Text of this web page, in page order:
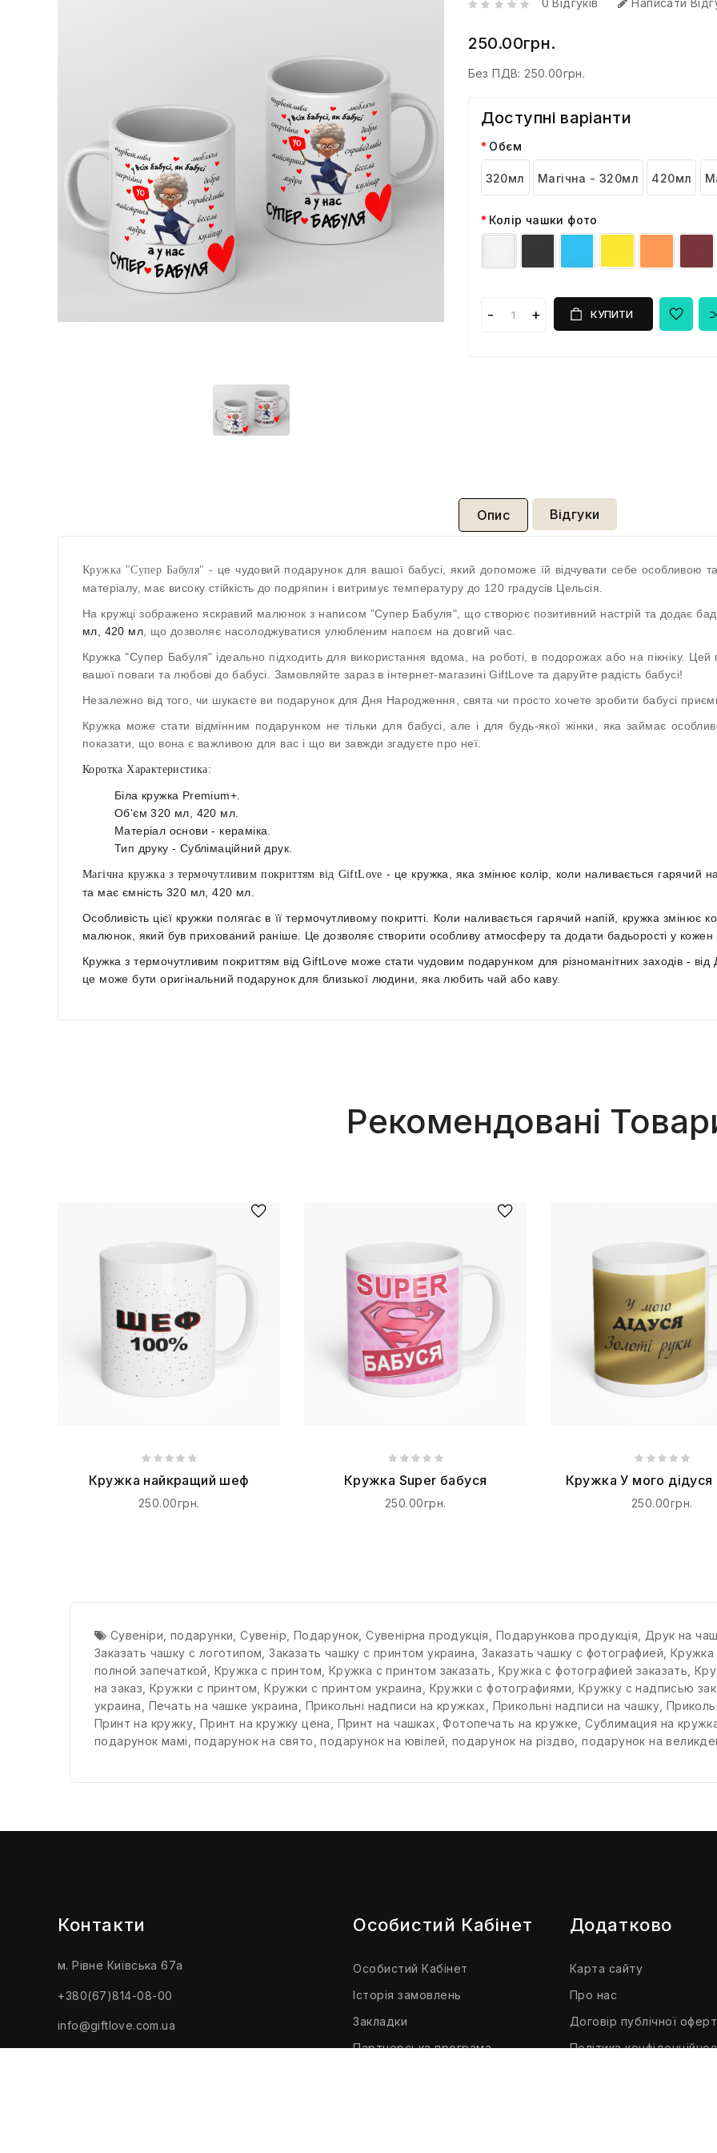
0 Відгуків Написати
250.00грн.
Без ПДВ: 250.00грн.
Доступні варіанти
Обєм
320мл Магічна - 320мл 420мл
Колір чашки фото
КУПИТИ
Опис Відгуки
Кружка "Супер Бабуля" - це чудовий подарунок для вашої бабусі, який допоможе їй відчувати себе особливою
матеріалу, має високу стійкість до подряпин і витримує температуру до 120 градусів Цельсія.
На кружці зображено яскравий малюнок з написом "Супер Бабуля", що створює позитивний настрій та додає
мл, 420 мл , що дозволяє насолоджуватися улюбленим напоєм на довгий час.
Кружка "Супер Бабуля" ідеально підходить для використання вдома, на роботі, в подорожах або на пікніку.
вашої поваги та любові до бабусі. Замовляйте зараз в інтернет-магазині GiftLove та даруйте радість бабусі!
Незалежно від того, чи шукаєте ви подарунок для Дня Народження, свята чи просто хочете зробити бабусі
Кружка може стати відмінним подарунком не тільки для бабусі, але і для будь-якої жінки, яка займає
показати, що вона є важливою для вас і що ви завжди згадуєте про неї.
Коротка Характеристика:
Біла кружка Premium+.
Об'єм 320 мл, 420 мл.
Матеріал основи - кераміка.
Тип друку - Сублімаційний друк.
Магічна кружка з термочутливим покриттям від GiftLove - це кружка, яка змінює колір, коли наливається гарячий
та має ємність320 мл, 420 мл
Особливість цієї кружки полягає в її термочутливому покритті. Коли наливається гарячий напій, кружка змінює
малюнок, який був прихований раніше. Це дозволяє створити особливу атмосферу та додати бадьорості у кожен
Кружка з термочутливим покриттям від GiftLove може стати чудовим подарунком для різноманітних заходів -
це може бути оригінальний подарунок для близької людини, яка любить чай або каву.
Рекомендовані
Кружка найкращий шеф
250.00грн.
Кружка Super бабуся
250.00грн.
Кружка У мого дідуся
руки
250.00грн.
Сувеніри подарунки ,Сувенір Подарунок ,Сувенірна продукція Подарункова продукція
Друк на
Заказать чашку с логотипом ,Заказать чашку с принтом украина Заказать чашку с фотографией Кружка
полной запечаткой
Кружка с принтом Кружка с принтом заказать Кружка с фотографией заказать ,
на заказ ,Кружки с принтом ,Кружки с принтом украина Кружки с фотографиями Кружку с надписью
украина
Печать на чашке украина Прикольні надписи на кружках Прикольні надписи на чашку
Принт на кружку Принт на кружку цена Принт на чашках ,Фотопечать на кружке ,Сублимация на
подарунок мамі ,подарунок на свято ,подарунок на ювілей подарунок на різдво ,подарунок на
Контакти
м. Рівне Київська 67а
+380(67)814-08-00
info@giftlove.com.ua
Особистий Кабінет
Особистий Кабінет
Історія замовлень
Закладки
Партнерська програма
Додатково
Карта сайту
Про нас
Договір публічної
Політика